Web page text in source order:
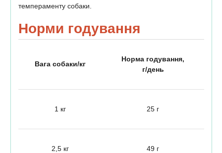
темпераменту собаки.
Норми годування
Вага собаки/кг
Норма годування,
г/день
1 кг 25 г
2,5 кг 49 г